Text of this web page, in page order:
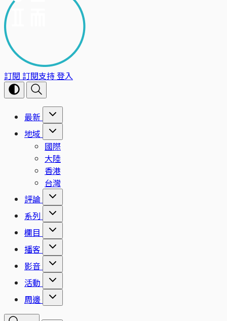
訂閱 訂閱支持登入
最新
地域
國際
大陸
香港
台灣
評論
系列
欄目
播客
影音
活動
周邊